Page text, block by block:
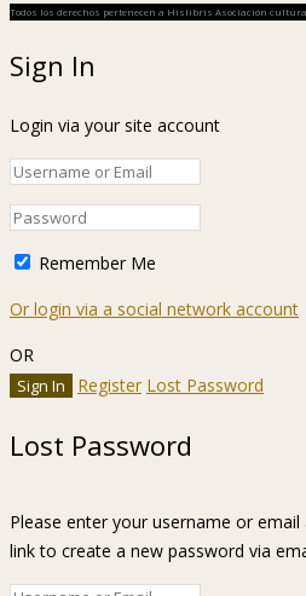
Todos los derechos pertenecen a Hislibris Asociación
Sign In
Login via your site account
Remember Me
Or login via a social network account
OR
Register Lost Password
Lost Password
Please enter your username or email
link to create a new password via